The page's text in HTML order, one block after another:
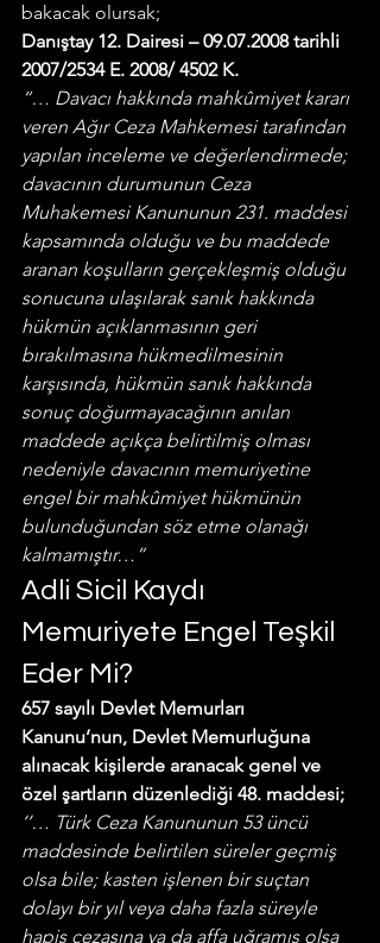
bakacak olursak;
Danıştay 12. Dairesi – 09.07.2008 tarihli
2007/2534 E. 2008/ 4502 K.
“… Davacı hakkında mahkûmiyet kararı
veren Ağır Ceza Mahkemesi tarafından
yapılan inceleme ve değerlendirmede;
davacının durumunun Ceza
Muhakemesi Kanununun 231. maddesi
kapsamında olduğu ve bu maddede
aranan koşulların gerçekleşmiş olduğu
sonucuna ulaşılarak sanık hakkında
hükmün açıklanmasının geri
bırakılmasına hükmedilmesinin
karşısında, hükmün sanık hakkında
sonuç doğurmayacağının anılan
maddede açıkça belirtilmiş olması
nedeniyle davacının memuriyetine
engel bir mahkûmiyet hükmünün
bulunduğundan söz etme olanağı
kalmamıştır…”
Adli Sicil Kaydı
Memuriyete Engel Teşkil
Eder Mi?
657 sayılı Devlet Memurları
Kanunu’nun, Devlet Memurluğuna
alınacak kişilerde aranacak genel ve
özel şartların düzenlediği 48. maddesi;
‘’… Türk Ceza Kanununun 53 üncü
maddesinde belirtilen süreler geçmiş
olsa bile; kasten işlenen bir suçtan
dolayı bir yıl veya daha fazla süreyle
hapis cezasına ya da affa uğramış olsa